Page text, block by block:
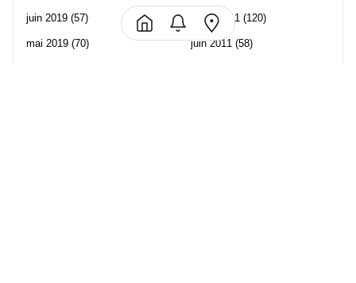
juin 2019 (57)
mai 2019 (70)
juillet 2011 (120)
juin 2011 (58)